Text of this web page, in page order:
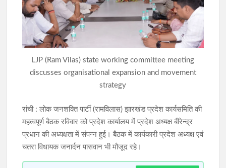
JPSC-JSSC भर्ती घोटाला: CID की बड़ी कार्रवाई, रांची-लखनऊ से पांच और
गिरफ्तार, अब तक कुल 19 आरोपी को CID ने पकड़ा
150 करोड़ हवाला जांच में ईडी की बड़ी कार्रवाई, अखिलेश सिंह के कथित
नेटवर्क से जुड़े रोहतक के बीयर प्लांट पर छापा
LJP (Ram Vilas) state working committee meeting
discusses organisational expansion and movement
strategy
रांची : लोक जनशक्ति पार्टी (रामविलास) झारखंड प्रदेश कार्यसमिति की
महत्वपूर्ण बैठक रविवार को प्रदेश कार्यालय में प्रदेश अध्यक्ष बीरेन्द्र
प्रधान की अध्यक्षता में संपन्न हुई। बैठक में कार्यकारी प्रदेश अध्यक्ष एवं
चतरा विधायक जनार्दन पासवान भी मौजूद रहे।